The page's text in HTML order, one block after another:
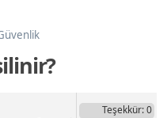
Teşekkür: 0